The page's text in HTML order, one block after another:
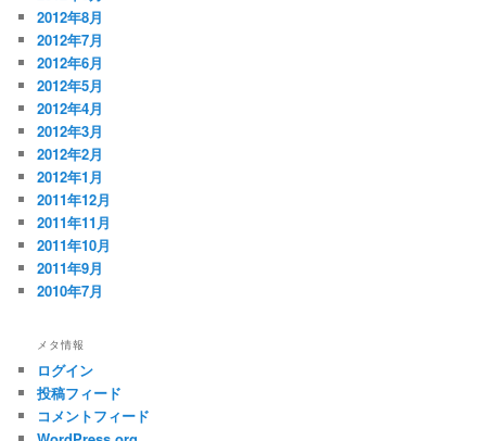
2012年8月
2012年7月
2012年6月
2012年5月
2012年4月
2012年3月
2012年2月
2012年1月
2011年12月
2011年11月
2011年10月
2011年9月
2010年7月
メタ情報
ログイン
投稿フィード
コメントフィード